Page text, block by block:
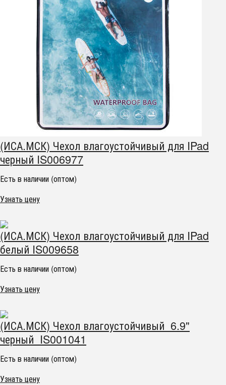
(ИСА.МСК) Чехол влагоустойчивый для IPad
черный IS006977
Есть в наличии (оптом)
Узнать цену
(ИСА.МСК) Чехол влагоустойчивый для IPad
белый IS009658
Есть в наличии (оптом)
Узнать цену
(ИСА.МСК) Чехол влагоустойчивый 6.9"
черный IS001041
Есть в наличии (оптом)
Узнать цену